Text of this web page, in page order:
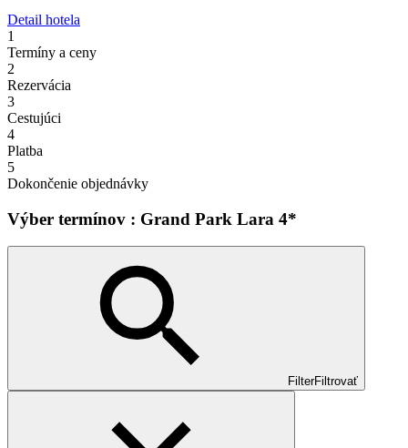
Detail hotela
1
Termíny a ceny
2
Rezervácia
3
Cestujúci
4
Platba
5
Dokončenie objednávky
Výber termínov : Grand Park Lara 4*
FilterFiltrovať